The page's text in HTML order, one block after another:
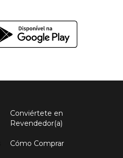
Conviértete en
Revendedor(a)
Cómo Comprar